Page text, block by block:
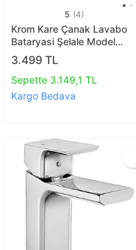
5 (4)
Krom Kare Çanak Lavabo
Bataryasi Şelale Model
Uzun/yüksek Lavabo
Musluğu Çi̇ft Gi̇ri̇şli̇ Armatür
3.499 TL
Sepette 3.149,1 TL
Kargo Bedava